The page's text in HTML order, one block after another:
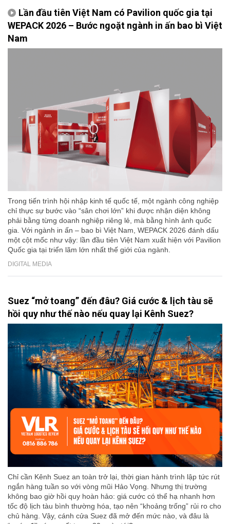
Lần đầu tiên Việt Nam có Pavilion quốc gia tại
WEPACK 2026 – Bước ngoặt ngành in ấn bao bì Việt
Nam
Trong tiến trình hội nhập kinh tế quốc tế, một ngành công nghiệp
chỉ thực sự bước vào “sân chơi lớn” khi được nhận diện không
phải bằng từng doanh nghiệp riêng lẻ, mà bằng hình ảnh quốc
gia. Với ngành in ấn – bao bì Việt Nam, WEPACK 2026 đánh dấu
một cột mốc như vậy: lần đầu tiên Việt Nam xuất hiện với Pavilion
Quốc gia tại triển lãm lớn nhất thế giới của ngành.
DIGITAL MEDIA
Suez “mở toang” đến đâu? Giá cước & lịch tàu sẽ
hồi quy như thế nào nếu quay lại Kênh Suez?
Chỉ cần Kênh Suez an toàn trở lại, thời gian hành trình lập tức rút
ngắn hàng tuần so với vòng mũi Hảo Vọng. Nhưng thị trường
không bao giờ hồi quy hoàn hảo: giá cước có thể hạ nhanh hơn
tốc độ lịch tàu bình thường hóa, tạo nên “khoảng trống” rủi ro cho
chủ hàng. Vậy, cánh cửa Suez đã mở đến mức nào, và đâu là